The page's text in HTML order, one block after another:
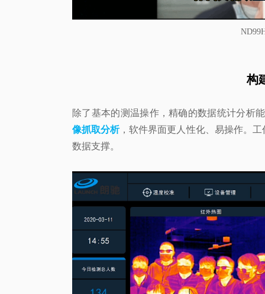
构
除了基本的测温操作，精确的数据统计分析
像抓取分析，软件界面更人性化、易操作。
数据支撑。